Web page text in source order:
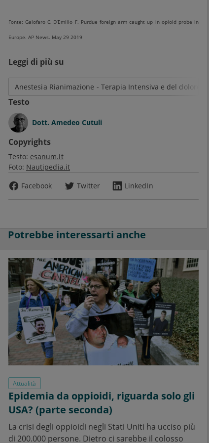
Fonte: Galofaro C, D’Emilio F. Purdue foreign arm caught up in opioid probe in
Europe. AP News. May 29 2019
Leggi di più su
Anestesia Rianimazione - Terapia Intensiva e del dolore
Testo
Dott. Amedeo Cutuli
Copyrights
Testo: esanum.it
Foto: Nautipedia.it
Facebook
Twitter LinkedIn
Potrebbe interessarti anche
Attualità
Epidemia da oppioidi, riguarda solo gli
USA? (parte seconda)
La crisi degli oppioidi negli Stati Uniti ha ucciso più
di 200.000 persone. Dietro ci sarebbe il colosso